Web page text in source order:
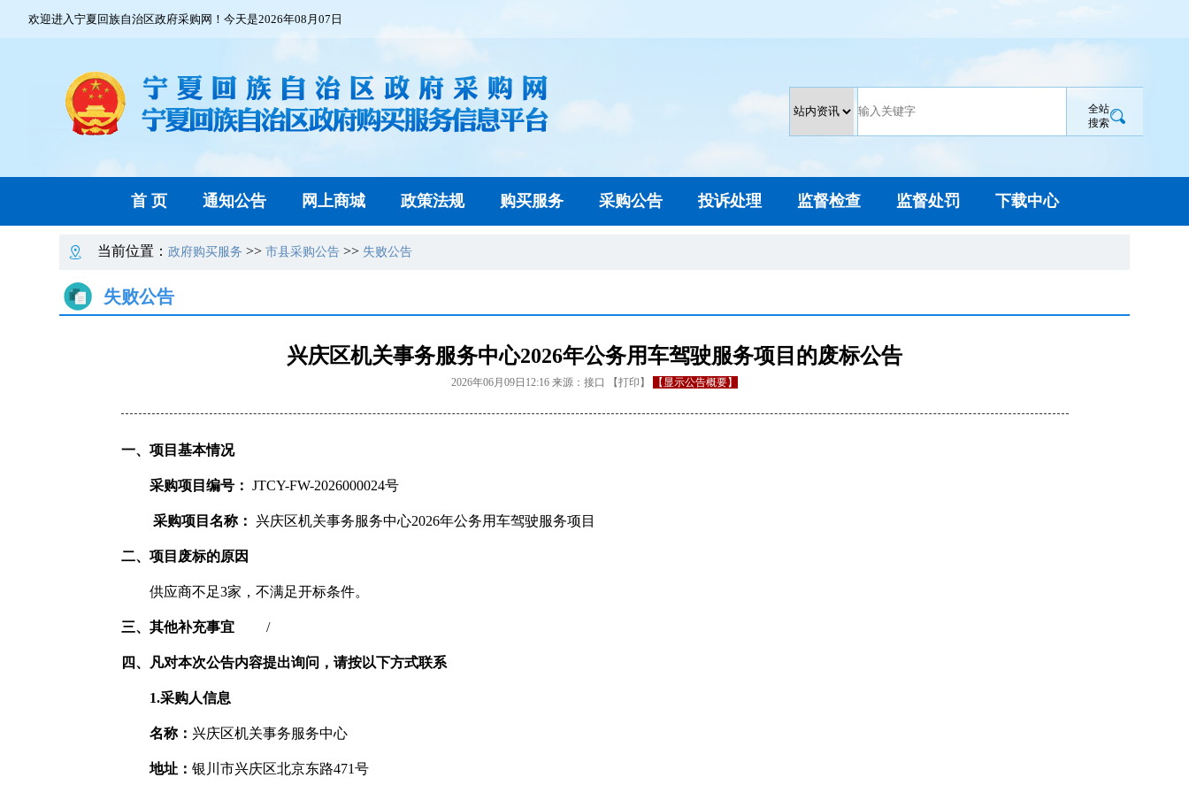
欢迎进入宁夏回族自治区政府采购网！今天是2026年08月07日
全站
搜索
首 页 通知公告 网上商城 政策法规 购买服务 采购公告 投诉处理 监督检查 监督处罚 下载中心
当前位置： 政府购买服务 >> 市县采购公告 >> 失败公告
失败公告
兴庆区机关事务服务中心2026年公务用车驾驶服务项目的废标公告
2026年06月09日12:16 来源： 接口 【打印 】 【显示公告概要】
一、项目基本情况
采购项目编号： JTCY-FW-2026000024号
采购项目名称： 兴庆区机关事务服务中心2026年公务用车驾驶服务项目
二、项目废标的原因
供应商不足3家，不满足开标条件。
三、其他补充事宜/
四、凡对本次公告内容提出询问，请按以下方式联系
1.采购人信息
名称： 兴庆区机关事务服务中心
地址： 银川市兴庆区北京东路471号